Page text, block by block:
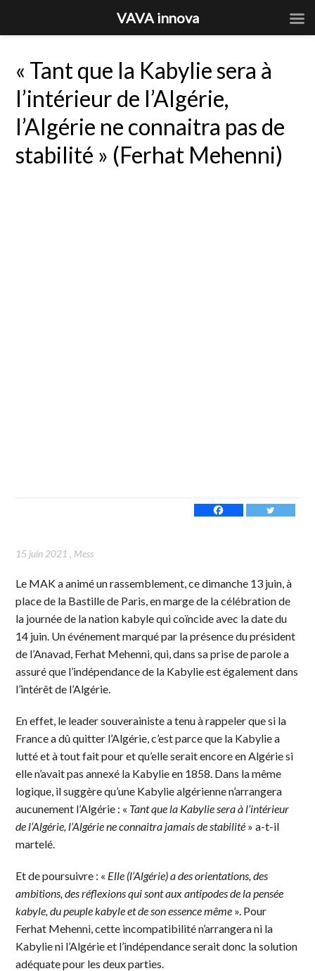
« Tant que la Kabylie sera à
l’intérieur de l’Algérie,
l’Algérie ne connaitra pas de
stabilité » (Ferhat Mehenni)
15 juin 2021 , Mess
Le MAK a animé un rassemblement, ce dimanche 13 juin, à
place de la Bastille de Paris, en marge de la célébration de
la journée de la nation kabyle qui coïncide avec la date du
14 juin. Un événement marqué par la présence du président
de l’Anavad, Ferhat Mehenni, qui, dans sa prise de parole a
assuré que l’indépendance de la Kabylie est également dans
l’intérêt de l’Algérie.
En effet, le leader souverainiste a tenu à rappeler que si la
France a dû quitter l’Algérie, c’est parce que la Kabylie a
lutté et à tout fait pour et qu’elle serait encore en Algérie si
elle n’avait pas annexé la Kabylie en 1858. Dans la même
logique, il suggère qu’une Kabylie algérienne n’arrangera
aucunement l’Algérie : « Tant que la Kabylie sera à l’intérieur
de l’Algérie, l’Algérie ne connaitra jamais de stabilité » a-t-il
martelé.
Et de poursuivre : « Elle (l’Algérie) a des orientations, des
ambitions, des réflexions qui sont aux antipodes de la pensée
kabyle, du peuple kabyle et de son essence même ». Pour
Ferhat Mehenni, cette incompatibilité n’arrangera ni la
Kabylie ni l’Algérie et l’indépendance serait donc la solution
adéquate pour les deux parties.
VAVA innova